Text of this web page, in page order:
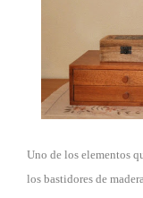
Uno de los elementos
los bastidores de